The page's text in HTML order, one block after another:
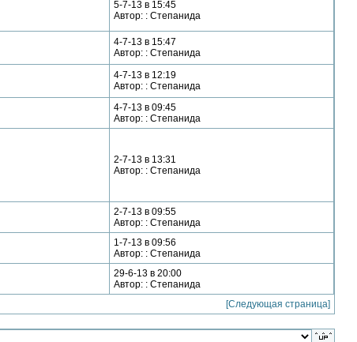
5-7-13 в 15:45
Автор: : Степанида
4-7-13 в 15:47
Автор: : Степанида
4-7-13 в 12:19
Автор: : Степанида
4-7-13 в 09:45
Автор: : Степанида
2-7-13 в 13:31
Автор: : Степанида
2-7-13 в 09:55
Автор: : Степанида
1-7-13 в 09:56
Автор: : Степанида
29-6-13 в 20:00
Автор: : Степанида
[Следующая страница]